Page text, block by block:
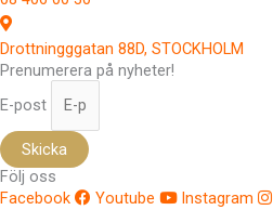
Drottningggatan 88D, STOCKHOLM
Prenumerera på nyheter!
E-post
Skicka
Följ oss
Facebook
Youtube Instagram